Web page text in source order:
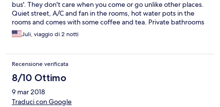
bus'. They don't care when you come or go unlike other places.
Quiet street, A/C and fan in the rooms, hot water pots in the
rooms and comes with some coffee and tea. Private bathrooms
are total wet rooms and private which we love!! Hot water is
AMAZING!!! Having either a card door key or a digital key pad
on a huge stick that isn't always easy to take with you. There are
only stairs to get up to the rooms, no elevator. We did have
black mold this time in our room and we always stay in the same
room. We told them about it and they said they will fix it. Black
mold in this country is highly common! Definitely a place we
WILL stay again, not a 4 star, but the price, location and access is
Juli, viaggio di 2 notti
Recensione verificata
8/10 Ottimo
9 mar 2018
Traduci con Google